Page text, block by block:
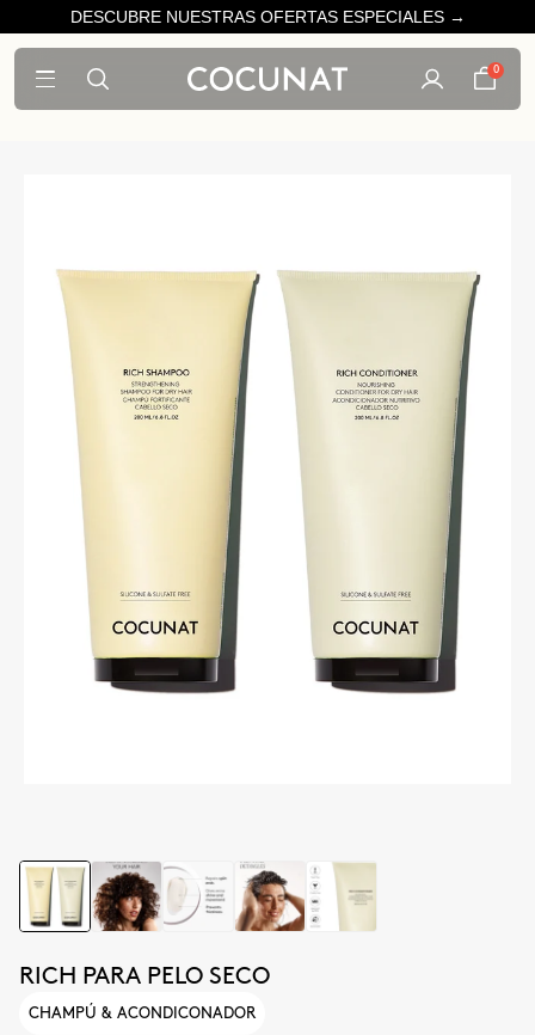
DESCUBRE NUESTRAS OFERTAS ESPECIALES →
0
RICH PARA PELO SECO
CHAMPÚ & ACONDICONADOR